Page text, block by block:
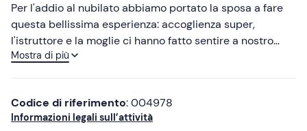
Per l'addio al nubilato abbiamo portato la sposa a fare
questa bellissima esperienza: accoglienza super,
l'istruttore e la moglie ci hanno fatto sentire a nostro
agio fin da subito. Istruttore professionale. Al nostro
le aspettative. Grazie, consigliatissimo!
Mostra di più
Codice di riferimento: 004978
Informazioni legali sull’attività